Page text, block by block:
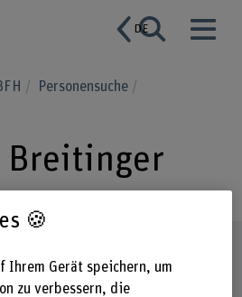
DE
Personensuche
Breitinger
🍪
Ihrem Gerät speichern, um
zu verbessern, die